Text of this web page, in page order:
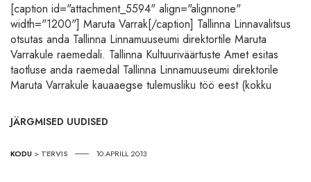
[caption id="attachment_5594" align="alignnone"
width="1200"] Maruta Varrak[/caption] Tallinna Linnavalitsus
otsutas anda Tallinna Linnamuuseumi direktortile Maruta
Varrakule raemedali. Tallinna Kultuuriväärtuste Amet esitas
taotluse anda raemedal Tallinna Linnamuuseumi direktorile
Maruta Varrakule kauaaegse tulemusliku töö eest (kokku
JÄRGMISED UUDISED
KODU > TERVIS 10.APRILL 2013